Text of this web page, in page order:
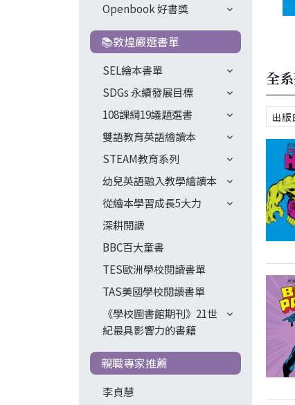
Openbook 好書獎
📚敦煌嚴選書單
SEL繪本書單
SDGs 永續發展目標
108課綱19議題選書
雙語教育英語繪讀本
STEAM教育系列
幼兒英語融入教學繪讀本
從繪本學習成長5大力
深耕閱讀
BBC百大童書
TES歐洲學校閱讀書單
TAS美國學校閱讀書單
《學校圖書館期刊》21世
紀最具影響力的書籍
親職專家推薦
李貞慧
全